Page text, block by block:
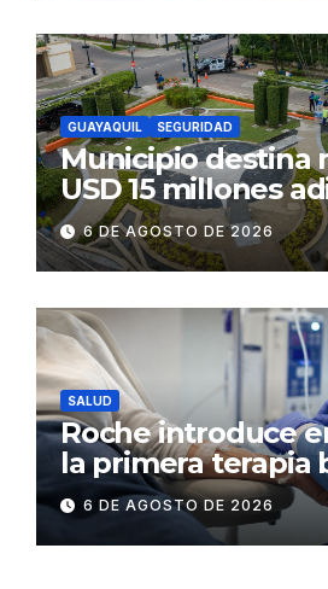
GUAYAQUIL SEGURIDAD
Municipio destina
USD 15 millones
SEGURA EP para
seguridad
6 DE AGOSTO DE 2026
SALUD
Roche introduce
la primera terapia
de precisión capaz
detener el daño
nefritis lúpica
6 DE AGOSTO DE 2026